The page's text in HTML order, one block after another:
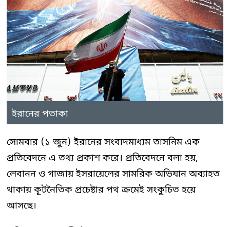
ইরানের পতাকা
সোমবার (১ জুন) ইরানের সংবাদমাধ্যম তাসনিম এক
প্রতিবেদনে এ তথ্য প্রকাশ করে। প্রতিবেদনে বলা হয়,
লেবানন ও গাজায় ইসরায়েলের সামরিক অভিযান অব্যাহত
থাকায় কূটনৈতিক প্রচেষ্টার পথ ক্রমেই সংকুচিত হয়ে
আসছে।